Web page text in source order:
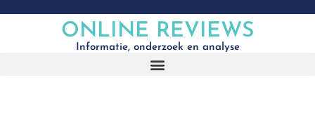
ONLINE REVIEWS
Informatie, onderzoek en analyse